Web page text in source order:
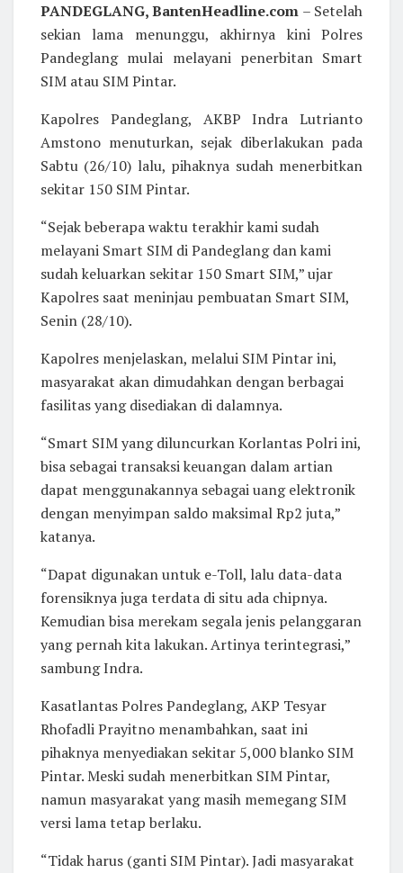
PANDEGLANG, BantenHeadline.com – Setelah
sekian lama menunggu, akhirnya kini Polres
Pandeglang mulai melayani penerbitan Smart
SIM atau SIM Pintar.
Kapolres Pandeglang, AKBP Indra Lutrianto
Amstono menuturkan, sejak diberlakukan pada
Sabtu (26/10) lalu, pihaknya sudah menerbitkan
sekitar 150 SIM Pintar.
“Sejak beberapa waktu terakhir kami sudah
melayani Smart SIM di Pandeglang dan kami
sudah keluarkan sekitar 150 Smart SIM,” ujar
Kapolres saat meninjau pembuatan Smart SIM,
Senin (28/10).
Kapolres menjelaskan, melalui SIM Pintar ini,
masyarakat akan dimudahkan dengan berbagai
fasilitas yang disediakan di dalamnya.
“Smart SIM yang diluncurkan Korlantas Polri ini,
bisa sebagai transaksi keuangan dalam artian
dapat menggunakannya sebagai uang elektronik
dengan menyimpan saldo maksimal Rp2 juta,”
katanya.
“Dapat digunakan untuk e-Toll, lalu data-data
forensiknya juga terdata di situ ada chipnya.
Kemudian bisa merekam segala jenis pelanggaran
yang pernah kita lakukan. Artinya terintegrasi,”
sambung Indra.
Kasatlantas Polres Pandeglang, AKP Tesyar
Rhofadli Prayitno menambahkan, saat ini
pihaknya menyediakan sekitar 5,000 blanko SIM
Pintar. Meski sudah menerbitkan SIM Pintar,
namun masyarakat yang masih memegang SIM
versi lama tetap berlaku.
“Tidak harus (ganti SIM Pintar). Jadi masyarakat